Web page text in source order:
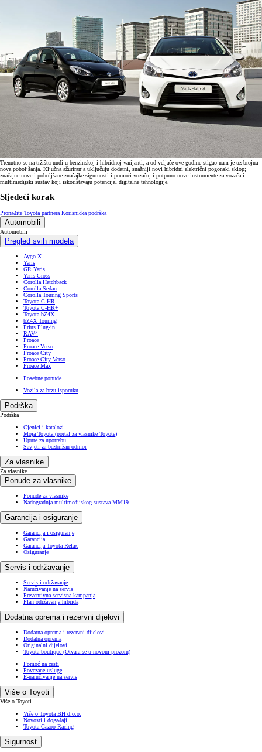
Trenutno se na tržištu nudi u benzinskoj i hibridnoj varijanti, a od veljače ove godine stigao nam je uz brojna
nova poboljšanja. Ključna ažuriranja uključuju dodatni, snažniji novi hibridni električni pogonski sklop;
značajne nove i poboljšane značajke sigurnosti i pomoći vozaču; i potpuno nove instrumente za vozača i
multimedijski sustav koji iskorištavaju potencijal digitalne tehnologije.
Sljedeći korak
Pronađite Toyota partnera Korisnička podrška
Automobili
Automobili
Pregled svih modela
Aygo X
Yaris
GR Yaris
Yaris Cross
Corolla Hatchback
Corolla Sedan
Corolla Touring Sports
Toyota C-HR
Toyota C-HR+
Toyota bZ4X
bZ4X Touring
Prius Plug-in
RAV4
Proace
Proace Verso
Proace City
Proace City Verso
Proace Max
Posebne ponude
Vozila za brzu isporuku
Podrška
Podrška
Cjenici i katalozi
Moja Toyota (portal za vlasnike Toyote)
Upute za upotrebu
Savjeti za bezbrižan odmor
Za vlasnike
Za vlasnike
Ponude za vlasnike
Ponude za vlasnike
Nadogradnja multimedijskog sustava MM19
Garancija i osiguranje
Garancija i osiguranje
Garancija
Garancija Toyota Relax
Osiguranje
Servis i održavanje
Servis i održavanje
Naručivanje na servis
Preventivna servisna kampanja
Plan održavanja hibrida
Dodatna oprema i rezervni dijelovi
Dodatna oprema i rezervni dijelovi
Dodatna oprema
Originalni dijelovi
Toyota boutique (Otvara se u novom prozoru)
Pomoć na cesti
Povezane usluge
E-naručivanje na servis
Više o Toyoti
Više o Toyoti
Više o Toyota BH d.o.o.
Novosti i događaji
Toyota Gazoo Racing
Sigurnost